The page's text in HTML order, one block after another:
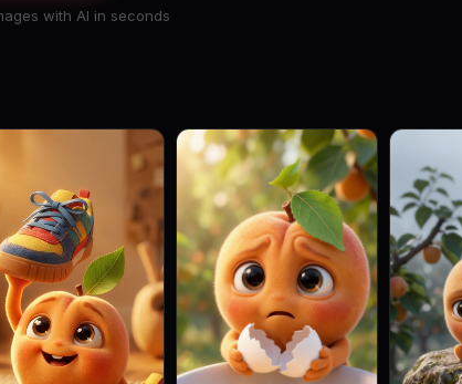
with AI in seconds